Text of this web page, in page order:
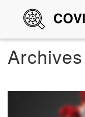
Archives